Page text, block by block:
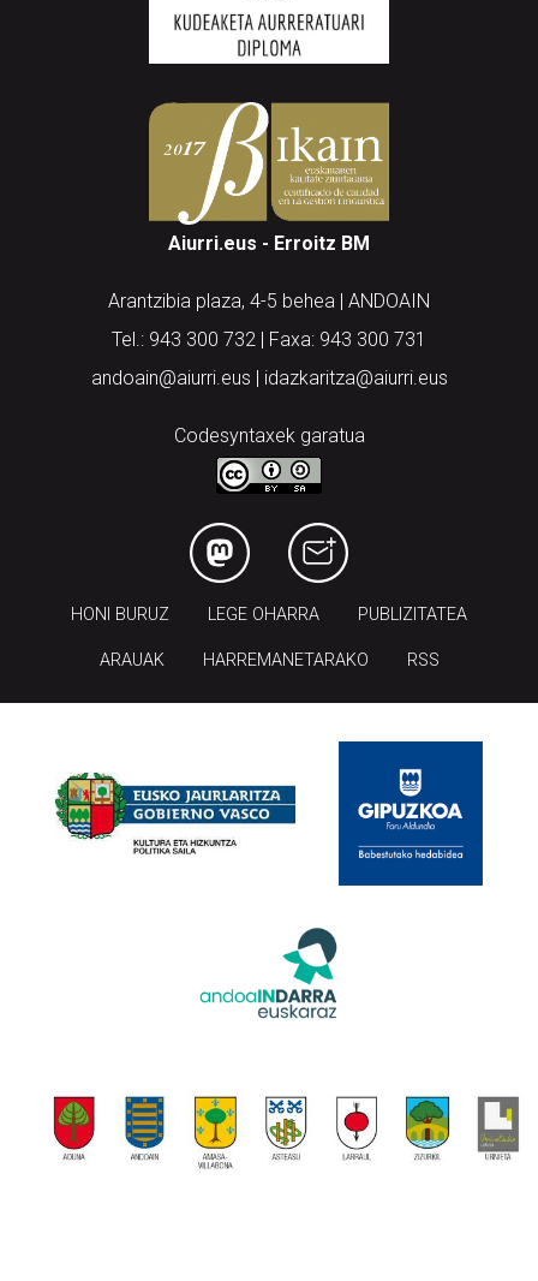
Aiurri.eus - Erroitz BM
Arantzibia plaza, 4-5 behea | ANDOAIN
Tel.: 943 300 732 | Faxa: 943 300 731
andoain@aiurri.eus | idazkaritza@aiurri.eus
Codesyntaxek garatua
HONI BURUZ LEGE OHARRA PUBLIZITATEA
ARAUAK HARREMANETARAKO RSS